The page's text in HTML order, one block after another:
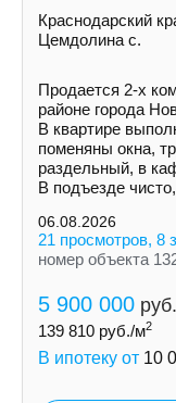
Краснодарский
Цемдолина с.
Продается 2-х
районе города
В квартире
поменяны окна,
раздельный, в
В подъезде
06.08.2026
21 просмотров, 8
номер объекта
5 900 000 руб.
139 810 руб./м2
В ипотеку от 10